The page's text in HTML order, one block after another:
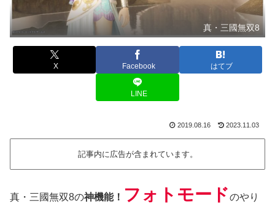
真・三國無双8
X Facebook はてブ
LINE
2019.08.16 2023.11.03
記事内に広告が含まれています。
真・三國無双8の神機能！ フォトモードのやり